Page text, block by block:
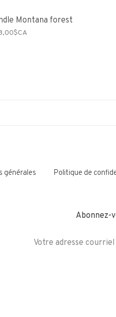
Montana forest
générales Politique de
Abonnez-